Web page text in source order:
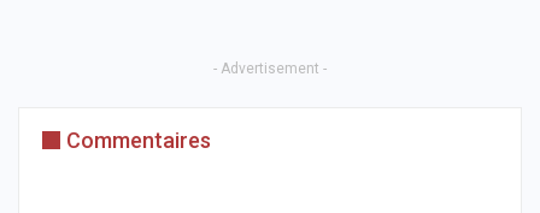
- Advertisement -
Commentaires